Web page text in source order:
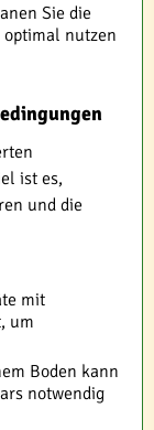
Sie die
optimal nutzen
ist es,
und die
mit
um
Boden kann
notwendig